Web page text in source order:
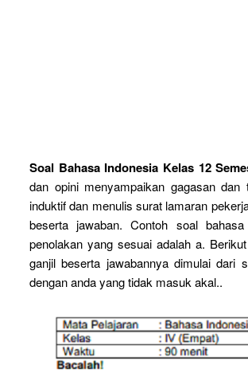
Soal Bahasa Indonesia Kelas 12
dan opini menyampaikan gagasan
induktif dan menulis surat lamaran
beserta jawaban. Contoh soal
penolakan yang sesuai adalah a.
ganjil beserta jawabannya dimulai
dengan anda yang tidak masuk akal..